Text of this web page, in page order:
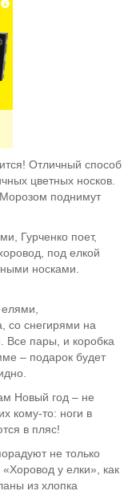
Отличный способ
цветных носков.
поднимут
Гурченко поет,
под елкой
носками.
со снегирями на
пары, и коробка
– подарок будет
Новый год – не
кому-то: ноги в
в пляс!
не только
у елки», как
из хлопка